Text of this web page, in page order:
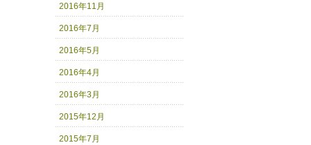
2016年11月
2016年7月
2016年5月
2016年4月
2016年3月
2015年12月
2015年7月